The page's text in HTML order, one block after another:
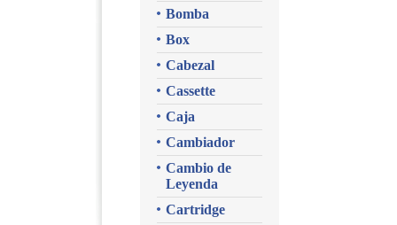
Bomba
Box
Cabezal
Cassette
Caja
Cambiador
Cambio de
Leyenda
Cartridge